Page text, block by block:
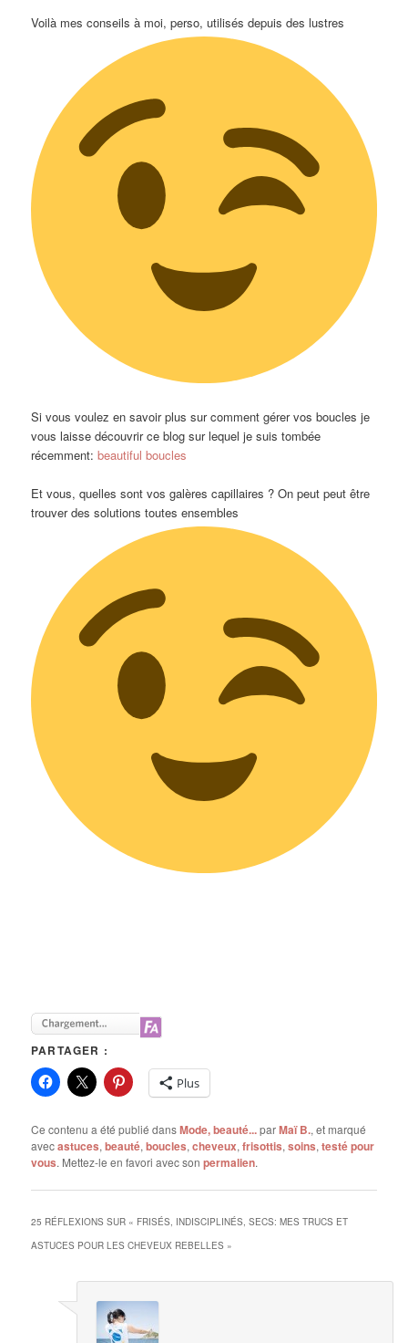
Voilà mes conseils à moi, perso, utilisés depuis des lustres
Si vous voulez en savoir plus sur comment gérer vos boucles je
vous laisse découvrir ce blog sur lequel je suis tombée
récemment:beautiful boucles
Et vous, quelles sont vos galères capillaires ? On peut peut être
trouver des solutions toutes ensembles
PARTAGER :
Plus
Ce contenu a été publié dansMode, beauté...parMaï B., et marqué
avecastuces,beauté,boucles,cheveux,frisottis,soins,testé pour
vous. Mettez-le en favori avec sonpermalien.
25 RÉFLEXIONS SUR « FRISÉS, INDISCIPLINÉS, SECS: MES TRUCS ET
ASTUCES POUR LES CHEVEUX REBELLES »